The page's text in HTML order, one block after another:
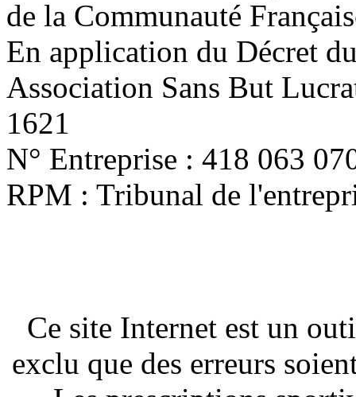
de la Communauté
En application du Décret
Association Sans But
1621
N° Entreprise : 418 063
RPM : Tribunal de
Ce site Internet est un
exclu que des erreurs